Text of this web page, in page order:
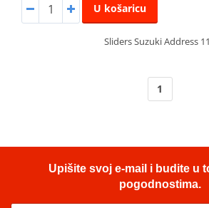
U košaricu
Sliders Suzuki Address
1
Upišite svoj e-mail i budite u
pogodnostima.